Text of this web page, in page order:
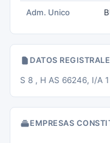
Adm. Unico
DATOS
S 8 , H AS 66246, I/A
EMPRESAS